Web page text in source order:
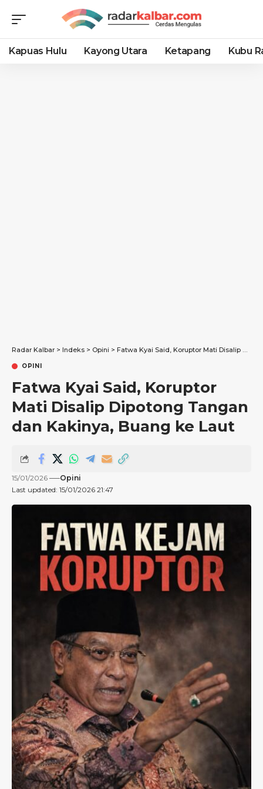
Kapuas Hulu Kayong Utara Ketapang Kubu
Radar Kalbar > Indeks > Opini > Fatwa Kyai Said, Koruptor Mati Disalip Dipotong Tangan dan Kakinya, Buang ke Laut
OPINI
Fatwa Kyai Said, Koruptor
Mati Disalip Dipotong Tangan
dan Kakinya, Buang ke Laut
Last updated: 15/01/2026 21:47
15/01/2026 Opini